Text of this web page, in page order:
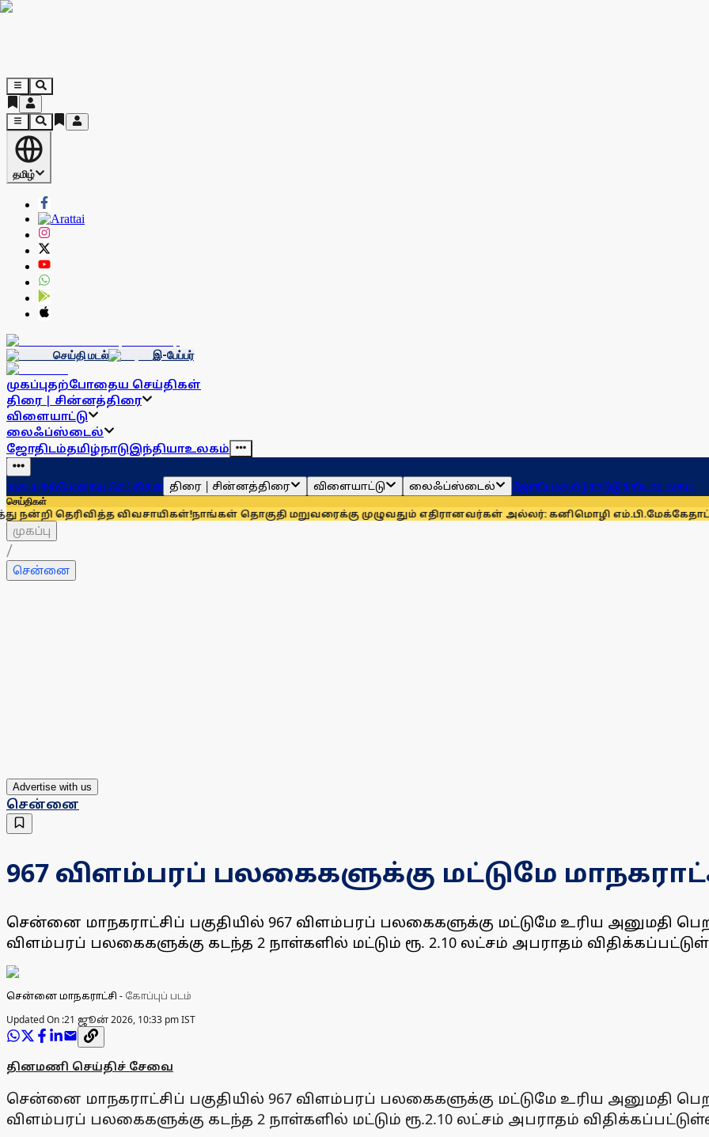
தமிழ்
செய்தி மடல் இ-பேப்பர்
முகப்புதற்போதைய செய்திகள்
திரை | சின்னத்திரை
விளையாட்டு
லைஃப்ஸ்டைல்
ஜோதிடம்தமிழ்நாடுஇந்தியாஉலகம்
முகப்புதற்போதைய செய்திகள் திரை | சின்னத்திரை விளையாட்டு லைஃப்ஸ்டைல் ஜோதிடம்தமிழ்நாடுஇந்தியாஉலகம்
செய்திகள்
விவசாயிகள்!நாங்கள் தொகுதி மறுவரைக்கு முழுவதும் எதிரானவர்கள் அல்லர்: கனிமொழி எம்.பி.மேக்கேதாட்டு
முகப்பு
/
சென்னை
Advertise with us
சென்னை
967 விளம்பரப் பலகைகளுக்கு மட்டுமே
சென்னை மாநகராட்சிப் பகுதியில் 967 விளம்பரப் பலகைகளுக்கு மட்டுமே உரிய அனுமதி
விளம்பரப் பலகைகளுக்கு கடந்த 2 நாள்களில் மட்டும் ரூ. 2.10 லட்சம் அபராதம்
சென்னை மாநகராட்சி - கோப்புப் படம்
Updated On :21 ஜூன் 2026, 10:33 pm IST
தினமணி செய்திச் சேவை
சென்னை மாநகராட்சிப் பகுதியில் 967 விளம்பரப் பலகைகளுக்கு மட்டுமே உரிய அனுமதி
விளம்பரப் பலகைகளுக்கு கடந்த 2 நாள்களில் மட்டும் ரூ.2.10 லட்சம் அபராதம்